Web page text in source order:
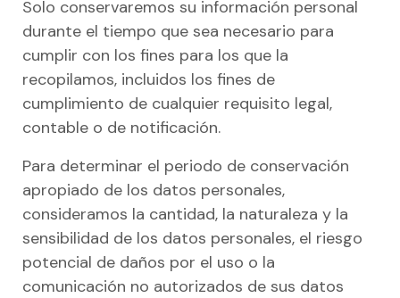
Solo conservaremos su información personal
durante el tiempo que sea necesario para
cumplir con los fines para los que la
recopilamos, incluidos los fines de
cumplimiento de cualquier requisito legal,
contable o de notificación.
Para determinar el periodo de conservación
apropiado de los datos personales,
consideramos la cantidad, la naturaleza y la
sensibilidad de los datos personales, el riesgo
potencial de daños por el uso o la
comunicación no autorizados de sus datos